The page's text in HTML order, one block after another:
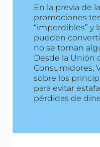
En la previa de
promociones
“imperdibles” y
pueden
no se toman
Desde la Unión
Consumidores,
sobre los
para evitar
pérdidas de